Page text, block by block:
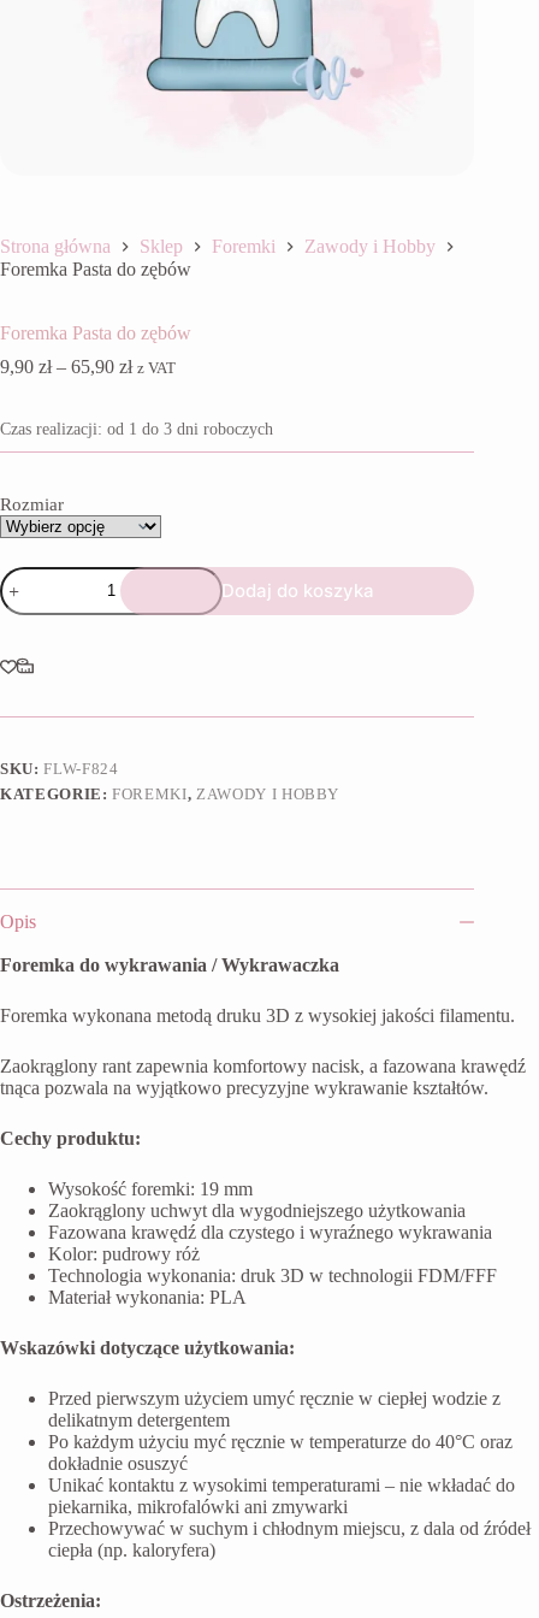
Strona główna Sklep Foremki
Zawody i Hobby
Foremka Pasta do zębów
Foremka Pasta do zębów
9,90 zł – 65,90 złZakres
9,90 zł
do
z VAT
Czas realizacji: od 1 do 3 dni roboczych
Rozmiar
ilość
Foremka
Pasta
zębów
Dodaj do koszyka
SKU:FLW-F824
KATEGORIE:FOREMKI, ZAWODY I HOBBY
Opis
Foremka do wykrawania / Wykrawaczka
Foremka wykonana metodą druku 3D z wysokiej jakości filamentu.
Zaokrąglony rant zapewnia komfortowy nacisk, a fazowana krawędź
tnąca pozwala na wyjątkowo precyzyjne wykrawanie kształtów.
Cechy produktu:
Wysokość foremki: 19 mm
Zaokrąglony uchwyt dla wygodniejszego użytkowania
Fazowana krawędź dla czystego i wyraźnego wykrawania
Kolor: pudrowy róż
Technologia wykonania: druk 3D w technologii FDM/FFF
Materiał wykonania: PLA
Wskazówki dotyczące użytkowania:
Przed pierwszym użyciem umyć ręcznie w ciepłej wodzie z
delikatnym detergentem
Po każdym użyciu myć ręcznie w temperaturze do 40°C oraz
dokładnie osuszyć
Unikać kontaktu z wysokimi temperaturami – nie wkładać do
piekarnika, mikrofalówki ani zmywarki
Przechowywać w suchym i chłodnym miejscu, z dala od źródeł
ciepła (np. kaloryfera)
Ostrzeżenia: